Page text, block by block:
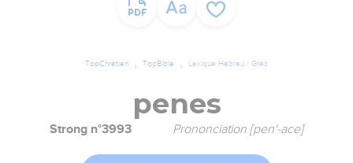
TopChrétien TopBible Lexique Hébreu / Grec
penes
Strong n°3993 Prononciation [pen'-ace]